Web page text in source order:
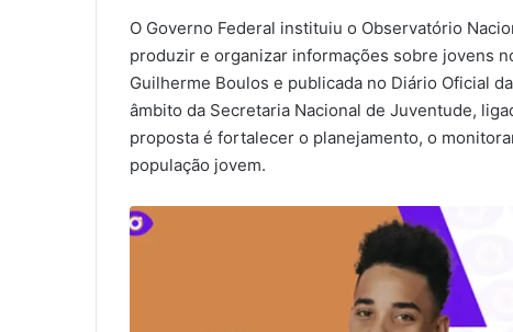
e
-
m
a
O Governo Federal instituiu o Observatório
produzir e organizar informações sobre jovens
Guilherme Boulos e publicada no Diário Oficial
âmbito da Secretaria Nacional de Juventude,
proposta é fortalecer o planejamento, o
população jovem.